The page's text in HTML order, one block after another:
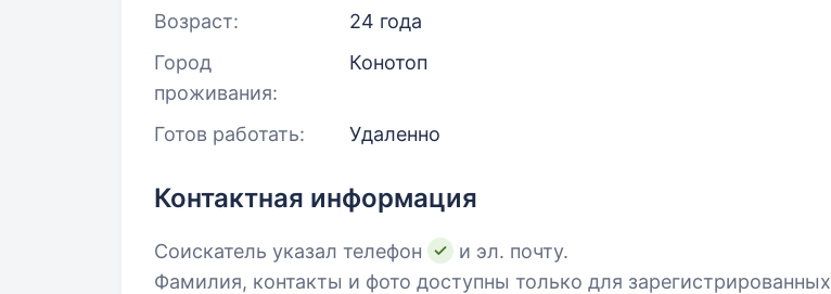
Возраст:
24 года
Город
проживания:
Конотоп
Готов работать: Удаленно
Контактная информация
Соискатель указал телефон
и эл. почту.
Фамилия, контакты и фото доступны только для зарегистрированных